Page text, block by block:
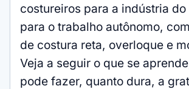
costureiros para a indústria
para o trabalho autônomo,
de costura reta, overloque e
Veja a seguir o que se
pode fazer, quanto dura, a